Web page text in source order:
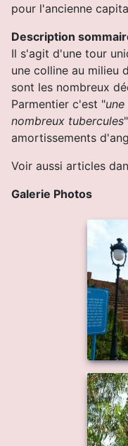
pour l'ancienne
Description
Il s'agit d'une tour
une colline au milieu
sont les nombreux
Parmentier c'est "
nombreux tubercules
amortissements
Voir aussi articles
Galerie Photos